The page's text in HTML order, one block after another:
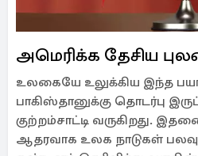
அமெரிக்க தேசிய
உலகையே உலுக்கிய இந்த
பாகிஸ்தானுக்கு தொடர்பு
குற்றம்சாட்டி வருகிறது.
ஆதரவாக உலக நாடுகள்